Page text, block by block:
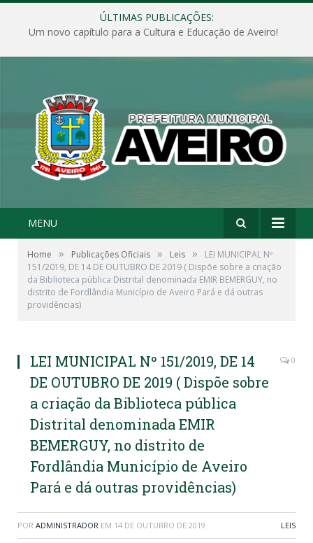
ÚLTIMAS PUBLICAÇÕES:
Um novo capítulo para a Cultura e Educação de Aveiro!
MENU
Home » Publicações Oficiais » Leis »
LEI MUNICIPAL Nº
151/2019, DE 14 DE OUTUBRO DE 2019 ( Dispõe sobre a criação
da Biblioteca pública Distrital denominada EMIR BEMERGUY, no
distrito de Fordlândia Município de Aveiro Pará e dá outras
providências)
LEI MUNICIPAL Nº 151/2019, DE 14
DE OUTUBRO DE 2019 ( Dispõe sobre
a criação da Biblioteca pública
Distrital denominada EMIR
BEMERGUY, no distrito de
Fordlândia Município de Aveiro
Pará e dá outras providências)
0
POR ADMINISTRADOR EM 14 DE OUTUBRO DE 2019 LEIS